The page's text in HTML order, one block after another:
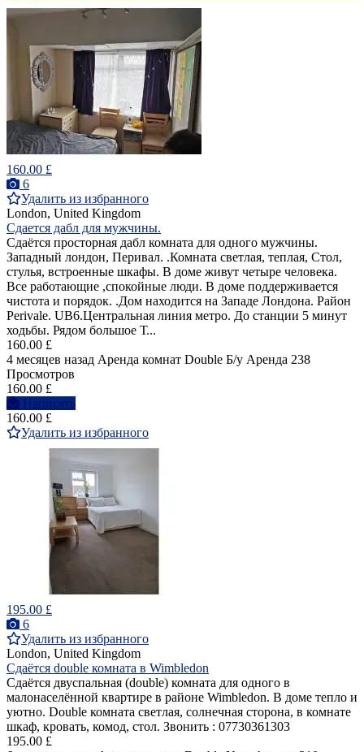
160.00 £
6
Удалить из избранного
London, United Kingdom
Сдается дабл для мужчины.
Cдаётся просторная дабл комната для одного мужчины.
Западный лондон, Перивал. .Комната светлая, теплая, Стол,
стулья, встроенные шкафы. В доме живут четыре человека.
Все работающие ,спокойные люди. В доме поддерживается
чистота и порядок. .Дом находится на Западе Лондона. Район
Perivale. UB6.Центральная линия метро. До станции 5 минут
ходьбы. Рядом большое Т...
160.00 £
4 месяцев назад Аренда комнат Double Б/у Аренда 238
Просмотров
160.00 £
Написать
160.00 £
Удалить из избранного
195.00 £
6
Удалить из избранного
London, United Kingdom
Сдаётся double комната в Wimbledon
Сдаётся двуспальная (double) комнатa для одного в
малонаселённой квартире в районе Wimbledon. В доме тепло и
уютно. Double комната светлая, солнечная сторона, в комнате
шкаф, кровать, комод, стол. Звонить : 07730361303
195.00 £